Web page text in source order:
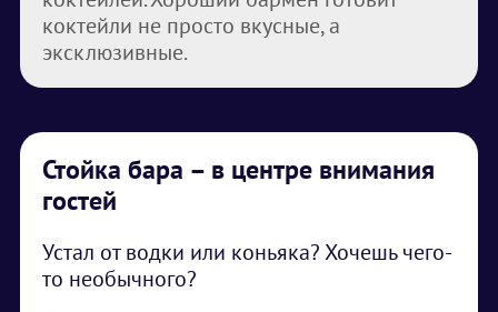
коктейли не просто вкусные, а
эксклюзивные.
Стойка бара – в центре внимания
гостей
Устал от водки или коньяка? Хочешь чего-
то необычного?